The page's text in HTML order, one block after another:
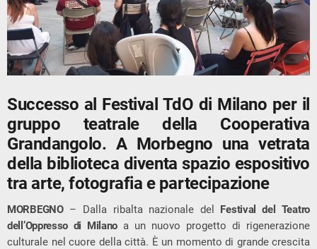
Successo al Festival TdO di Milano per il
gruppo teatrale della Cooperativa
Grandangolo. A Morbegno una vetrata
della biblioteca diventa spazio espositivo
tra arte, fotografia e partecipazione
MORBEGNO– Dalla ribalta nazionale del Festival del Teatro
dell’Oppresso di Milano a un nuovo progetto di rigenerazione
culturale nel cuore della città. È un momento di grande crescita